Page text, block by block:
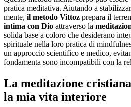
pratica meditativa. Aiutando a
mente, il metodo Vittoz prepara il
intima con Dio attraverso la
solida base a coloro che desiderano
spirituale nella loro pratica di
un approccio scientifico e medico,
fondamenta sono incompatibili con la
La meditazione
la mia vita interiore